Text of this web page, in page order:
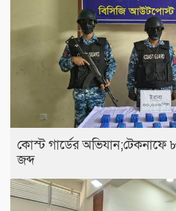
কোস্ট গার্ডের অভিযান;টেকনাফে
জব্দ